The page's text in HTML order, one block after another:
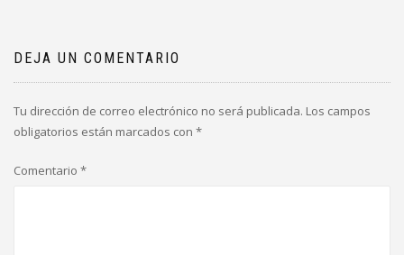
DEJA UN COMENTARIO
Tu dirección de correo electrónico no será publicada. Los campos
obligatorios están marcados con *
Comentario *